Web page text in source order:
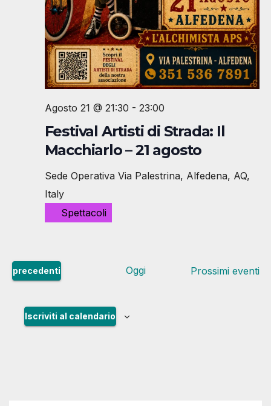
Festival Artisti di Strada: Il
Macchiarlo – 21 agosto
Agosto 21 @ 21:30 - 23:00
Sede Operativa Via Palestrina, Alfedena, AQ,
Italy
Spettacoli
E
precedenti Oggi Prossimi eventi
Iscriviti al calendario